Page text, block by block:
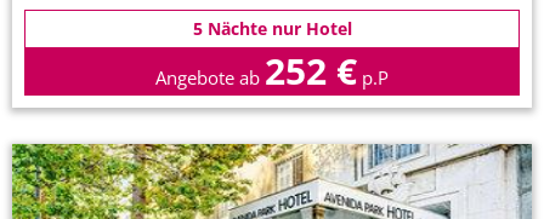
5 Nächte nur Hotel
Angebote ab 252 € p.P